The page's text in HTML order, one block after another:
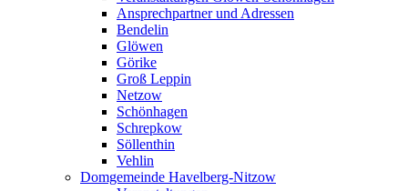
Ansprechpartner und Adressen
Bendelin
Glöwen
Görike
Groß Leppin
Netzow
Schönhagen
Schrepkow
Söllenthin
Vehlin
Domgemeinde Havelberg-Nitzow